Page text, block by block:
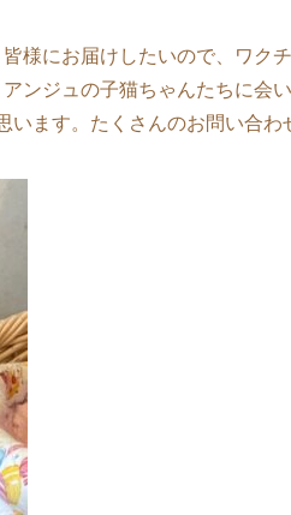
様にお届けしたいので、ワク
ンジュの子猫ちゃんたちに会
います。たくさんのお問い合